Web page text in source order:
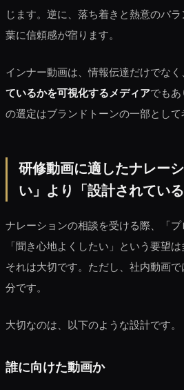
じます。逆に、落ち着きと熱意のバ
葉に信頼感が宿ります。
インナー動画は、情報伝達だけでなく
ているかを可視化するメディアでも
の選定はブランドトーンの一部として
研修動画に適したナレー
い」より「設計されている
ナレーションの相談を受ける際、「プ
「聞き心地よくしたい」という要望
それは大切です。ただし、社内動画
分です。
大切なのは、以下のような設計です。
誰に向けた動画か